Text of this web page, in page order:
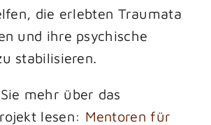
die erlebten Traumata
und ihre psychische
stabilisieren.
mehr über das
lesen: Mentoren für